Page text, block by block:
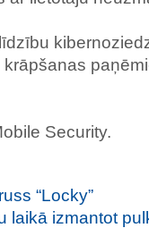
Security.
“Locky”
laikā izmantot